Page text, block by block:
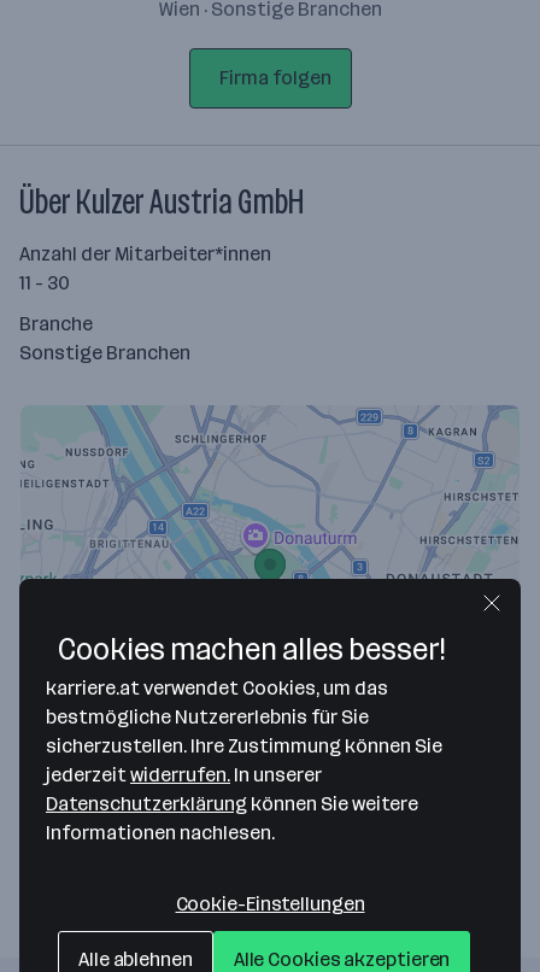
Wien · Sonstige Branchen
Firma folgen
Über Kulzer Austria GmbH
Anzahl der Mitarbeiter*innen
11 - 30
Branche
Sonstige Branchen
Map data ©2026 Google
Kulzer Austria GmbH
Donau-City-Straße 6/2. OG/1/Top 2
1220 Wien— Route berechnen
Webseite
Cookies machen alles besser!
karriere.at verwendet Cookies, um das
bestmögliche Nutzererlebnis für Sie
sicherzustellen. Ihre Zustimmung können Sie
jederzeit widerrufen. In unserer
Datenschutzerklärung können Sie weitere
Informationen nachlesen.
Cookie-Einstellungen
Alle ablehnen Alle Cookies akzeptieren